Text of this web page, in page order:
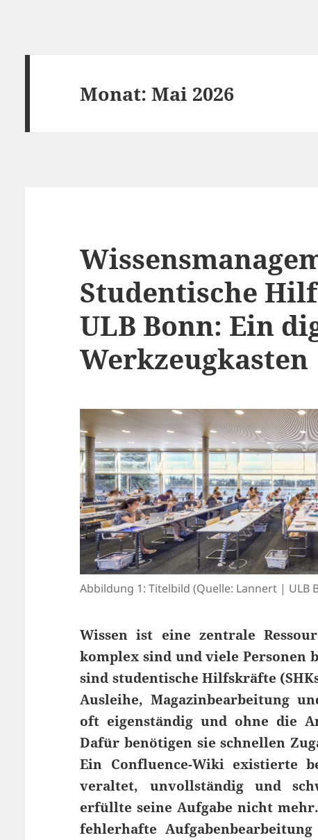
Monat:Mai 2026
Studentische
ULB Bonn: Ein
Werkzeugkasten
Abbildung 1: Titelbild (Quelle: Lannert | ULB
Wissen ist eine zentrale
komplex sind und viele Personen
sind studentische Hilfskräfte
Ausleihe, Magazinbearbeitung
oft eigenständig und ohne die
Dafür benötigen sie schnellen
Ein Confluence-Wiki existierte
veraltet, unvollständig und
erfüllte seine Aufgabe nicht
fehlerhafte